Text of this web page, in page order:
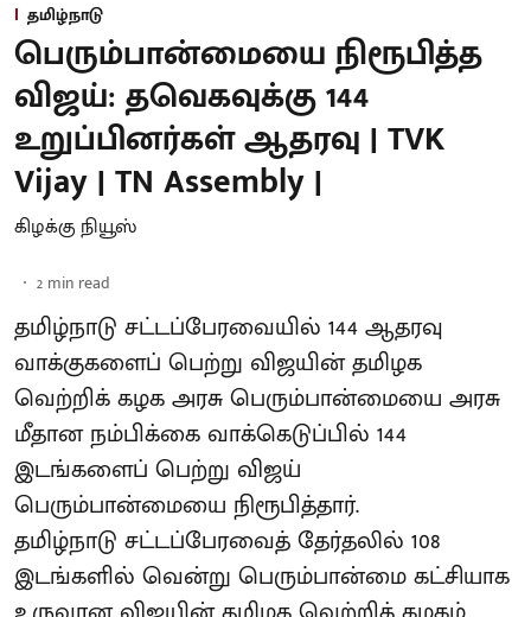
தமிழ்நாடு
பெரும்பான்மையை நிரூபித்த
விஜய்: தவெகவுக்கு 144
உறுப்பினர்கள் ஆதரவு | TVK
Vijay | TN Assembly |
கிழக்கு நியூஸ்
2 min read
தமிழ்நாடு சட்டப்பேரவையில் 144 ஆதரவு
வாக்குகளைப் பெற்று விஜயின் தமிழக
வெற்றிக் கழக அரசு பெரும்பான்மையை அரசு
மீதான நம்பிக்கை வாக்கெடுப்பில் 144
இடங்களைப் பெற்று விஜய்
பெரும்பான்மையை நிரூபித்தார்.
தமிழ்நாடு சட்டப்பேரவைத் தேர்தலில் 108
இடங்களில் வென்று பெரும்பான்மை கட்சியாக